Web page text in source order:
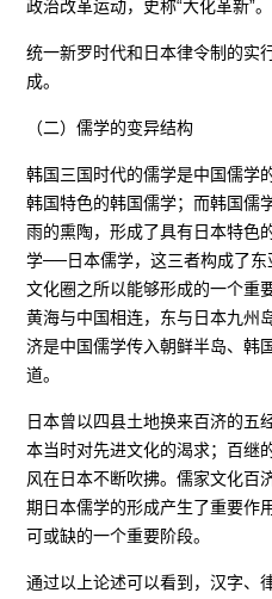
政治改革运动，史称“大化革新”。
统一新罗时代和日本律令制的实
成。
（二）儒学的变异结构
韩国三国时代的儒学是中国儒学
韩国特色的韩国儒学；而韩国儒
雨的熏陶，形成了具有日本特色
学──日本儒学，这三者构成了
文化圈之所以能够形成的一个重
黄海与中国相连，东与日本九州
济是中国儒学传入朝鲜半岛、韩
道。
日本曾以四县土地换来百济的五
本当时对先进文化的渴求；百继
风在日本不断吹拂。儒家文化百
期日本儒学的形成产生了重要作
可或缺的一个重要阶段。
通过以上论述可以看到，汉字、